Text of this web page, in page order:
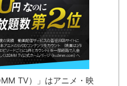
TV）」はアニメ・映